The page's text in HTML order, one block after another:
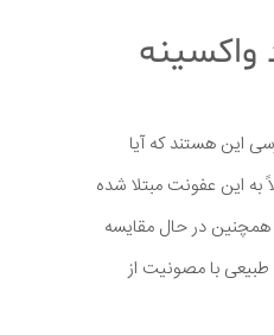
این هستند که آیا
به این عفونت مبتلا شده
همچنین در حال مقایسه
با مصونیت از